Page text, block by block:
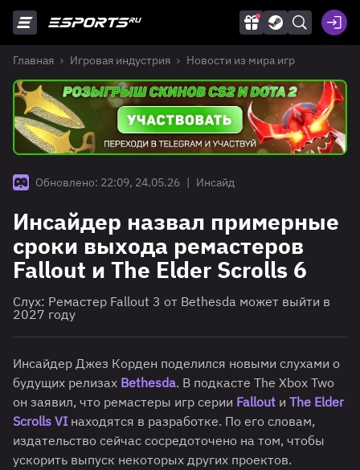
Главная Игровая индустрия Новости из мира игр
Обновлено: 22:09, 24.05.26 | Инсайд
Инсайдер назвал примерные
сроки выхода ремастеров
Fallout и The Elder Scrolls 6
Слух: Ремастер Fallout 3 от Bethesda может выйти в
2027 году
Инсайдер Джез Корден поделился новыми слухами о
будущих релизах Bethesda. В подкасте The Xbox Two
он заявил, что ремастеры игр серии Fallout и The Elder
Scrolls VI находятся в разработке. По его словам,
издательство сейчас сосредоточено на том, чтобы
ускорить выпуск некоторых других проектов.